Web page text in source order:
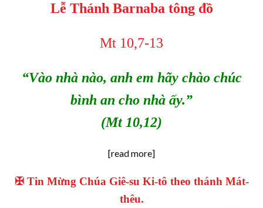
Lễ Thánh Barnaba tông đồ
Mt 10,7-13
“Vào nhà nào, anh em hãy chào chúc
bình an cho nhà ấy.”
(Mt 10,12)
[read more]
✠ Tin Mừng Chúa Giê-su Ki-tô theo thánh Mát-
thêu.